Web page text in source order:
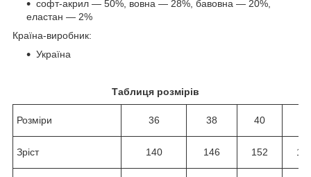
софт-акрил — 50%, вовна — 28%, бавовна — 20%,
еластан — 2%
Країна-виробник:
Україна
Таблиця розмірів
Розміри 36 38 40
Зріст 140 146 152